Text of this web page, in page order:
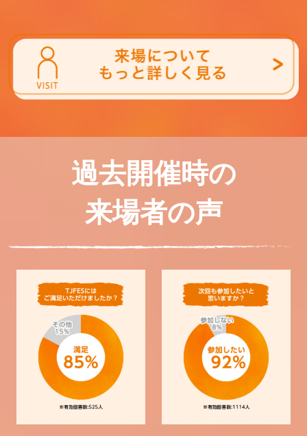
過去開催時の
来場者の声